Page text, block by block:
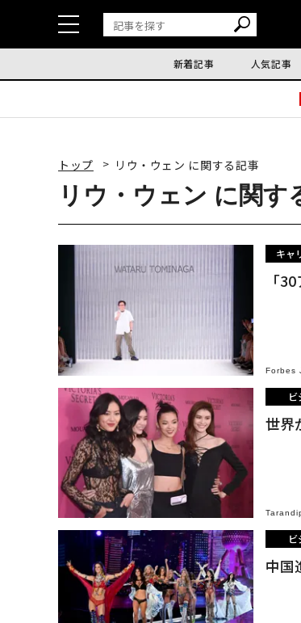
新着記事 人気記事
トップ リウ・ウェン に関する記事
リウ・ウェン に関す
キャ
「
Forbes
ビ
世界
ビ
中国